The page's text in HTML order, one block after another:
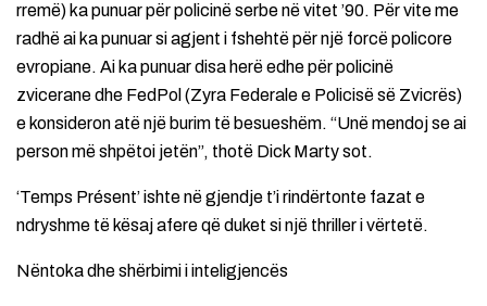
rremë) ka punuar për policinë serbe në vitet ’90. Për vite me
radhë ai ka punuar si agjent i fshehtë për një forcë policore
evropiane. Ai ka punuar disa herë edhe për policinë
zvicerane dhe FedPol (Zyra Federale e Policisë së Zvicrës)
e konsideron atë një burim të besueshëm. “Unë mendoj se ai
person më shpëtoi jetën”, thotë Dick Marty sot.
‘Temps Présent’ ishte në gjendje t’i rindërtonte fazat e
ndryshme të kësaj afere që duket si një thriller i vërtetë.
Nëntoka dhe shërbimi i inteligjencës